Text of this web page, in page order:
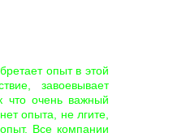
опыт в этой
завоевывает
что очень важный
опыта, не лгите,
Все компании